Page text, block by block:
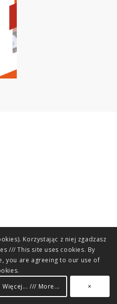
Korzystając z niej zgadzasz
/// This site uses cookies. By
you are agreeing to our use of
Więcej... /// More... ×